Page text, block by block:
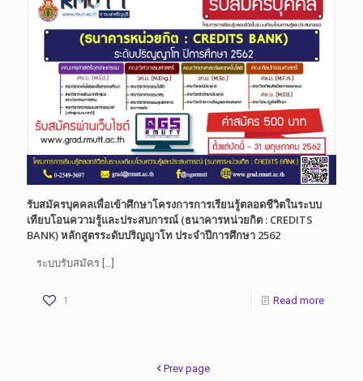
รับสมัครบุคคลเพื่อเข้าศึกษาโครงการการเรียนรู้ตลอดชีวิตในระบบ
เทียบโอนความรู้และประสบการณ์ (ธนาคารหน่วยกิต : CREDITS
BANK) หลักสูตรระดับปริญญาโท ประจำปีการศึกษา 2562
ระบบรับสมัคร
1 Read more
Prev page